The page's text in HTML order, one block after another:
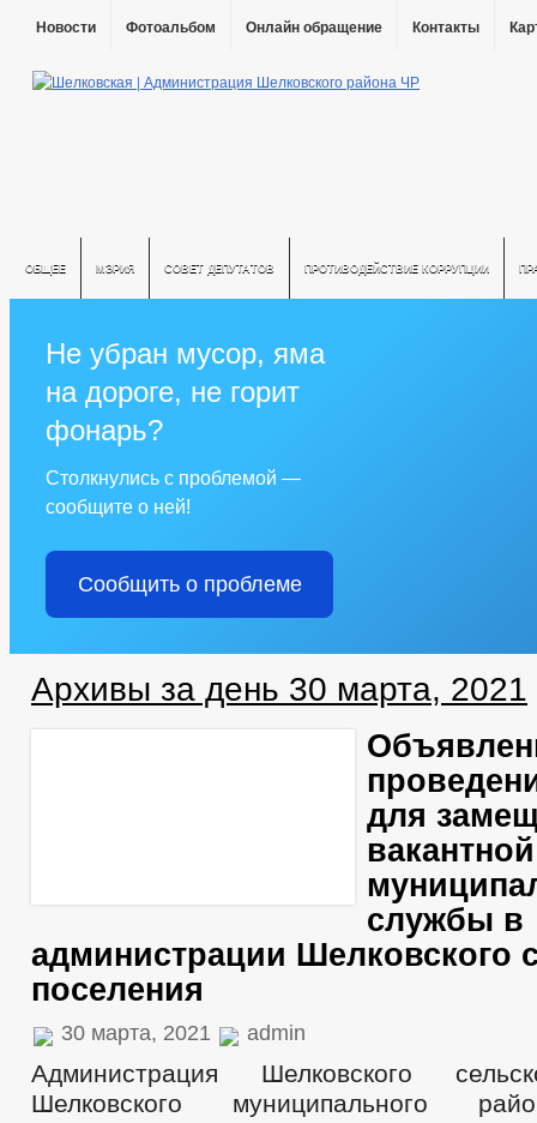
Новости Фотоальбом Онлайн обращение Контакты
ОБЩЕЕ МЭРИЯ СОВЕТ ДЕПУТАТОВ ПРОТИВОДЕЙСТВИЕ КОРРУПЦИИ
Не убран мусор, яма
на дороге, не горит
фонарь?
Столкнулись с проблемой —
сообщите о ней!
Сообщить о проблеме
Архивы за день 30 марта, 2021
для
службы в
администрации Шелковского
поселения
30 марта, 2021 admin
Администрация Шелковского
Шелковского муниципального